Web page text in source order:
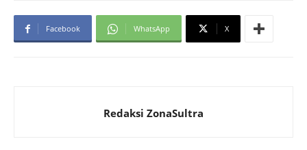
Facebook WhatsApp X
Redaksi ZonaSultra